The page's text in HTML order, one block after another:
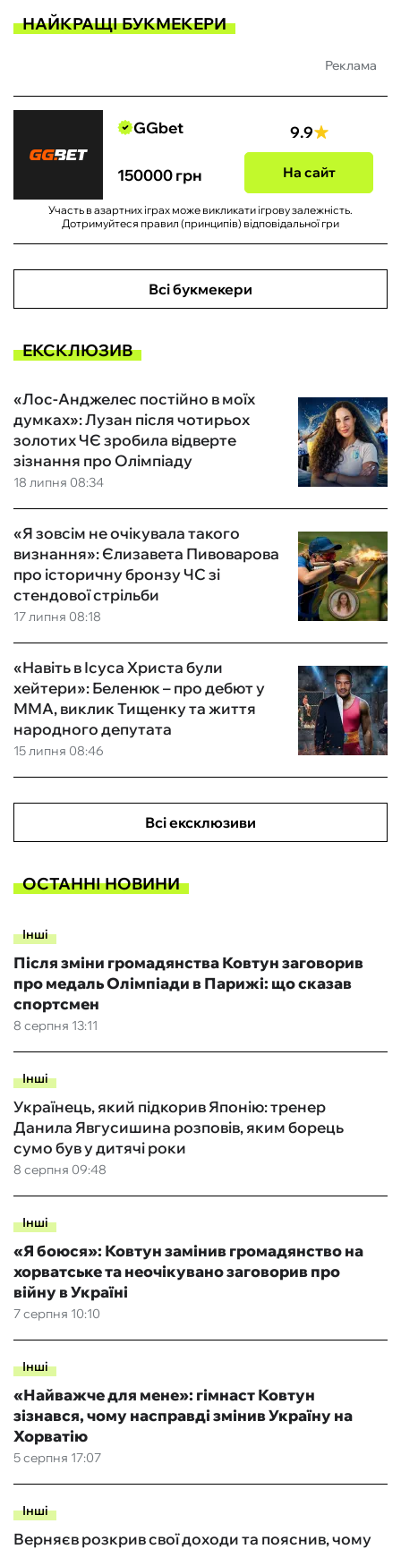
НАЙКРАЩІ БУКМЕКЕРИ
Реклама
GGbet
150000 грн
9.9
На сайт
Участь в азартних іграх може викликати ігрову залежність.
Дотримуйтеся правил (принципів) відповідальної гри
Всі букмекери
ЕКСКЛЮЗИВ
18 липня 08:34
«Лос-Анджелес постійно в моїх
думках»: Лузан після чотирьох
золотих ЧЄ зробила відверте
зізнання про Олімпіаду
17 липня 08:18
«Я зовсім не очікувала такого
визнання»: Єлизавета Пивоварова
про історичну бронзу ЧС зі
стендової стрільби
15 липня 08:46
«Навіть в Ісуса Христа були
хейтери»: Беленюк – про дебют у
ММА, виклик Тищенку та життя
народного депутата
Всі ексклюзиви
ОСТАННІ НОВИНИ
Інші
8 серпня 13:11
Після зміни громадянства Ковтун заговорив
про медаль Олімпіади в Парижі: що сказав
спортсмен
Інші
8 серпня 09:48
Українець, який підкорив Японію: тренер
Данила Явгусишина розповів, яким борець
сумо був у дитячі роки
Інші
7 серпня 10:10
«Я боюся»: Ковтун замінив громадянство на
хорватське та неочікувано заговорив про
війну в Україні
Інші
5 серпня 17:07
«Найважче для мене»: гімнаст Ковтун
зізнався, чому насправді змінив Україну на
Хорватію
Інші
Верняєв розкрив свої доходи та пояснив, чому